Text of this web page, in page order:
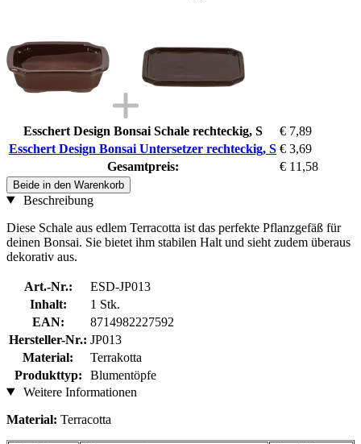
Esschert Design Bonsai Schale rechteckig, S
€ 7,89
Esschert Design Bonsai Untersetzer rechteckig, S € 3,69
Gesamtpreis:
€ 11,58
Beide in den Warenkorb
Beschreibung
Diese Schale aus edlem Terracotta ist das perfekte Pflanzgefäß für
deinen Bonsai. Sie bietet ihm stabilen Halt und sieht zudem überaus
dekorativ aus.
Art.-Nr.:
ESD-JP013
Inhalt:
1 Stk.
EAN:
8714982227592
Hersteller-Nr.: JP013
Material:
Terrakotta
Produkttyp:
Blumentöpfe
Weitere Informationen
Material: Terracotta